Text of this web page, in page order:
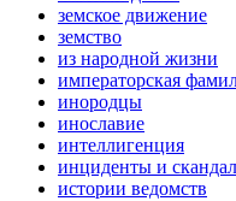
земское движение
земство
из народной жизни
императорская
инородцы
инославие
интеллигенция
инциденты и
истории ведомств